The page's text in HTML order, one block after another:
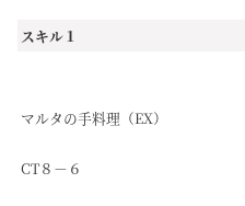
スキル１
マルタの手料理（EX）
CT８－６